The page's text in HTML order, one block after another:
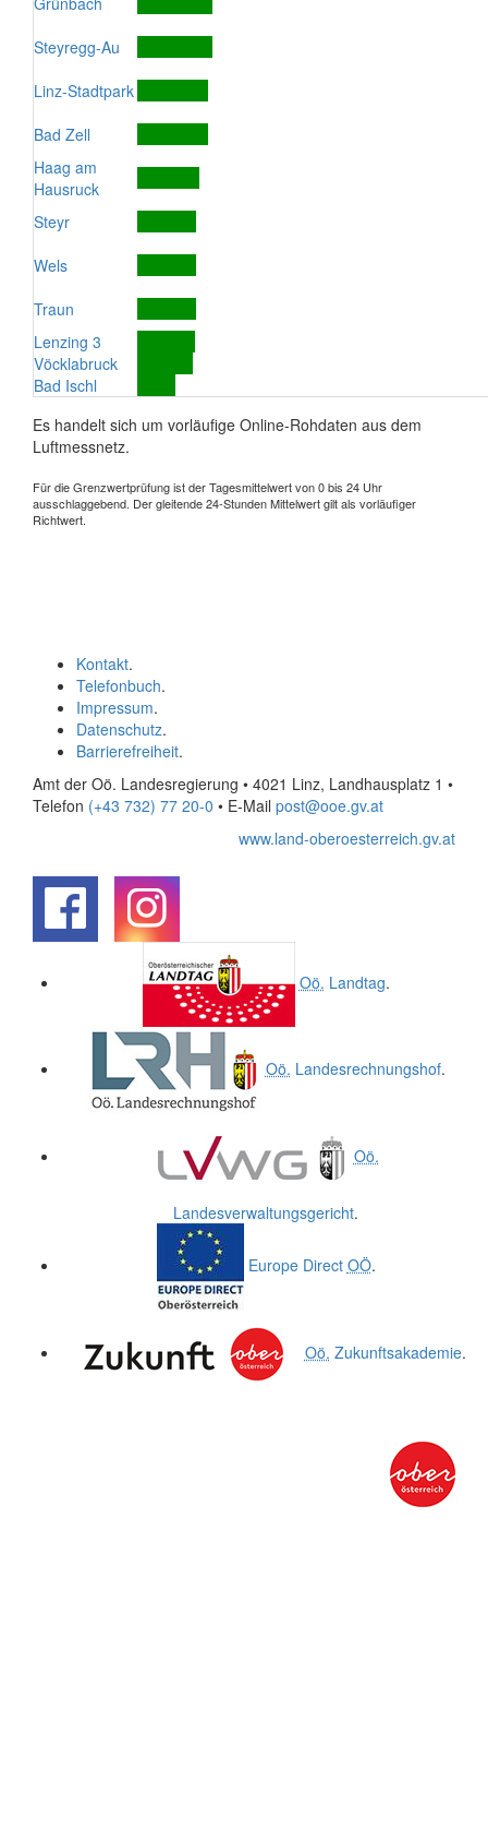
Steyregg-Au
Linz-Stadtpark
Bad Zell
Haag am
Hausruck
Steyr
Wels
Traun
Lenzing 3
Vöcklabruck
Bad Ischl
Es handelt sich um vorläufige Online-Rohdaten aus dem
Luftmessnetz.
Für die Grenzwertprüfung ist der Tagesmittelwert von 0 bis 24 Uhr
ausschlaggebend. Der gleitende 24-Stunden Mittelwert gilt als vorläufiger
Richtwert.
Kontakt.
Telefonbuch.
Impressum.
Datenschutz.
Barrierefreiheit.
Amt der Oö. Landesregierung • 4021 Linz, Landhausplatz 1 •
Telefon (+43 732) 77 20-0 • E-Mail post@ooe.gv.at
www.land-oberoesterreich.gv.at
Oö. Landtag.
Oö. Landesrechnungshof.
Oö.
Landesverwaltungsgericht.
Europe Direct OÖ.
Oö. Zukunftsakademie.